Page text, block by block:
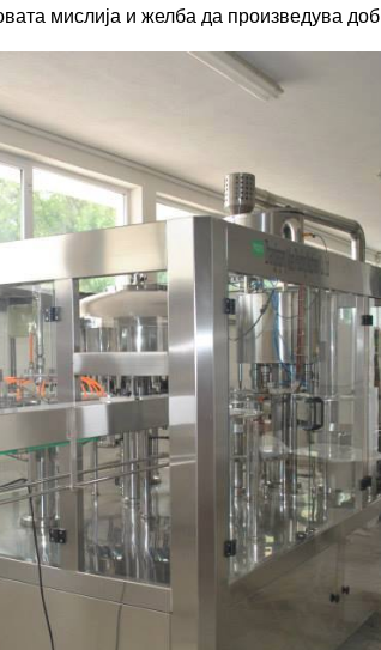
мислија и желба да произведува